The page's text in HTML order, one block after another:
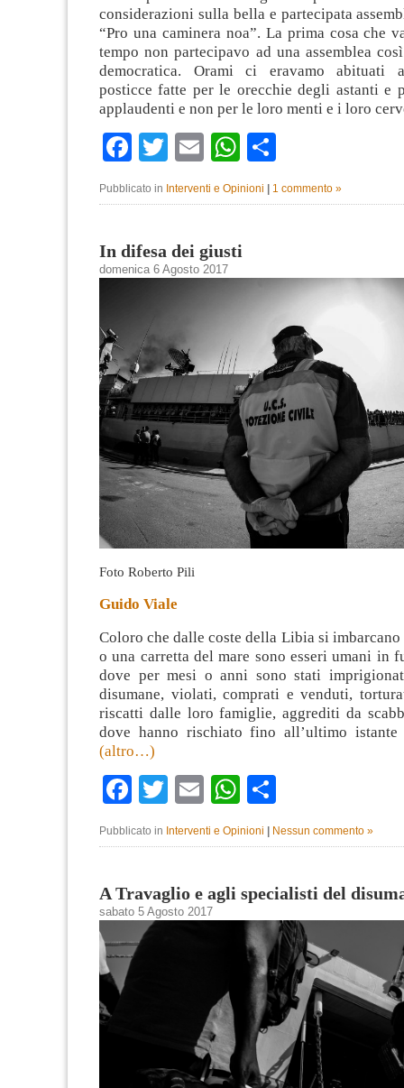
considerazioni sulla bella e partecipata
“Pro una caminera noa”. La prima cosa che
tempo non partecipavo ad una assemblea
democratica. Orami ci eravamo abituati
posticce fatte per le orecchie degli astanti e
applaudenti e non per le loro menti e i loro
Facebook
Twitter
EmailWhatsApp
Pubblicato in Interventi e Opinioni | 1 commento »
In difesa dei giusti
domenica 6 Agosto 2017
Foto Roberto Pili
Guido Viale
Coloro che dalle coste della Libia si imbarcano
o una carretta del mare sono esseri umani in
dove per mesi o anni sono stati
disumane, violati, comprati e venduti,
riscatti dalle loro famiglie, aggrediti da
dove hanno rischiato fino all’ultimo
(altro…)
Facebook
TwitterEmailWhatsApp
Pubblicato in Interventi e Opinioni Nessun commento »
A Travaglio e agli specialisti del
sabato 5 Agosto 2017